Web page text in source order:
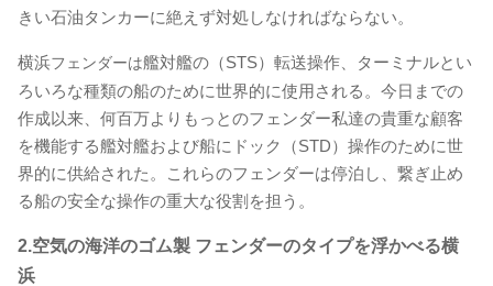
きい石油タンカーに絶えず対処しなければならない。
横浜フェンダーは艦対艦の（STS）転送操作、ターミナルとい
ろいろな種類の船のために世界的に使用される。今日までの
作成以来、何百万よりもっとのフェンダー私達の貴重な顧客
を機能する艦対艦および船にドック（STD）操作のために世
界的に供給された。これらのフェンダーは停泊し、繋ぎ止め
る船の安全な操作の重大な役割を担う。
2.空気の海洋のゴム製 フェンダーのタイプを浮かべる横
浜